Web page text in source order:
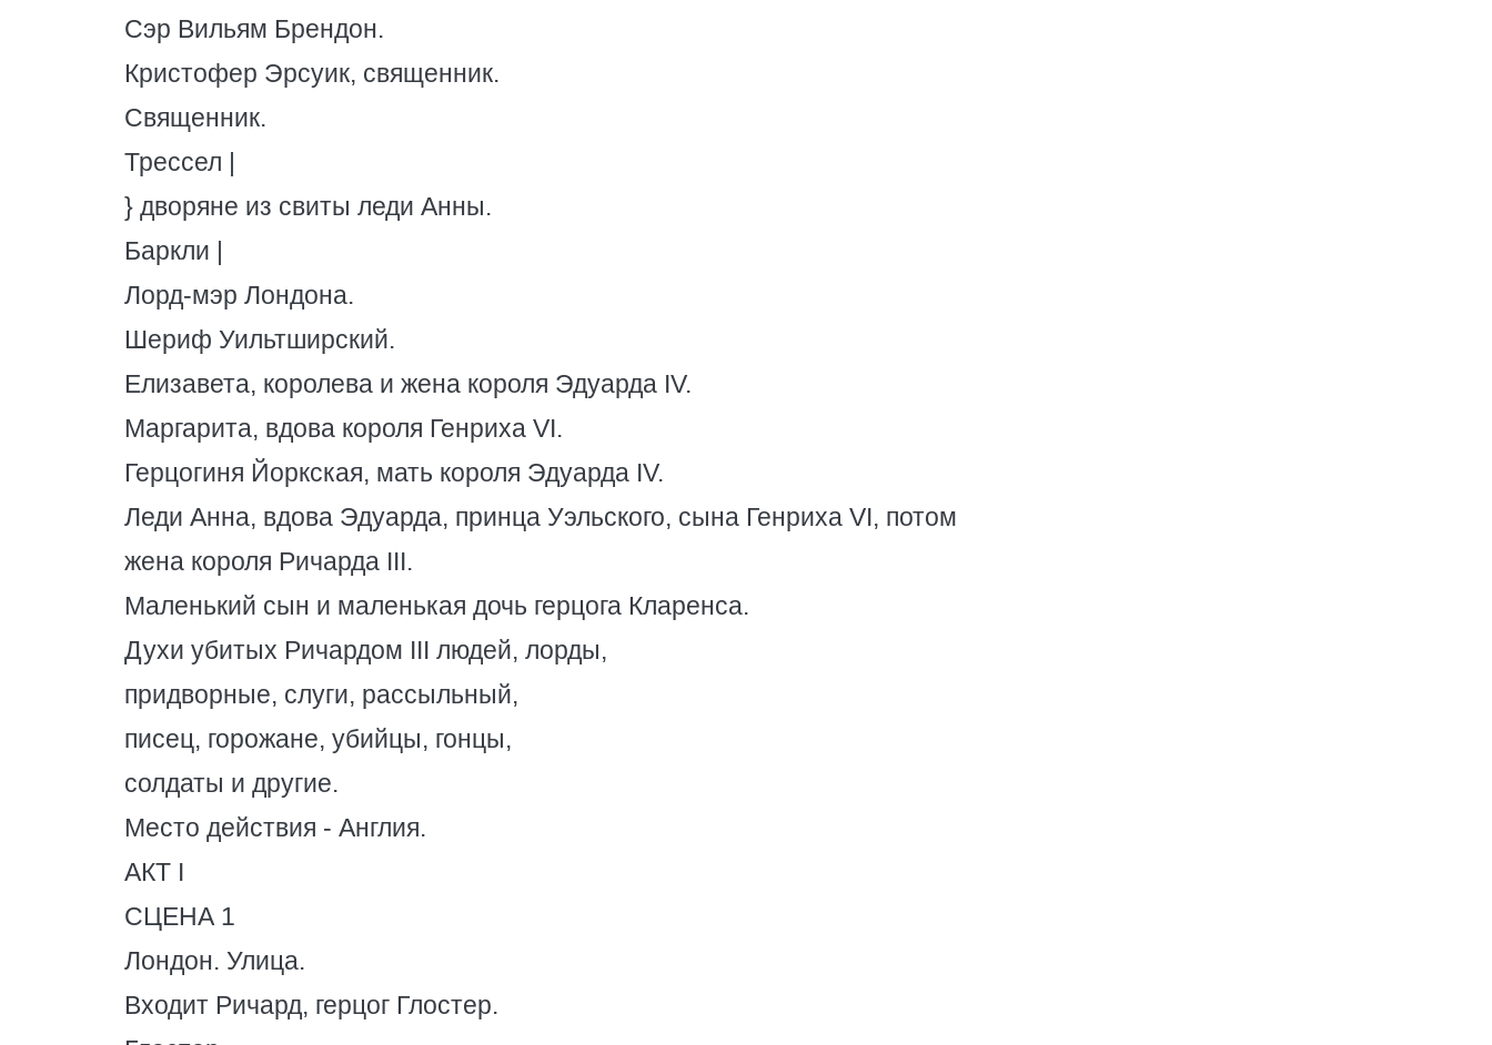
Сэр Вильям Брендон.
Кристофер Эрсуик, священник.
Священник.
Трессел |
} дворяне из свиты леди Анны.
Баркли |
Лорд-мэр Лондона.
Шериф Уильтширский.
Елизавета, королева и жена короля Эдуарда IV.
Маргарита, вдова короля Генриха VI.
Герцогиня Йоркская, мать короля Эдуарда IV.
Леди Анна, вдова Эдуарда, принца Уэльского, сына Генриха VI, потом
жена короля Ричарда III.
Маленький сын и маленькая дочь герцога Кларенса.
Духи убитых Ричардом III людей, лорды,
придворные, слуги, рассыльный,
писец, горожане, убийцы, гонцы,
солдаты и другие.
Место действия - Англия.
АКТ I
СЦЕНА 1
Лондон. Улица.
Входит Ричард, герцог Глостер.